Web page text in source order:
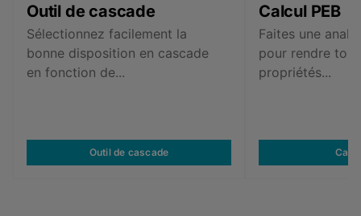
Outil de cascade
Sélectionnez facilement la
bonne disposition en cascade
en fonction de...
Outil de cascade
Calcul PEB
Faites une
pour rendre
propriétés...